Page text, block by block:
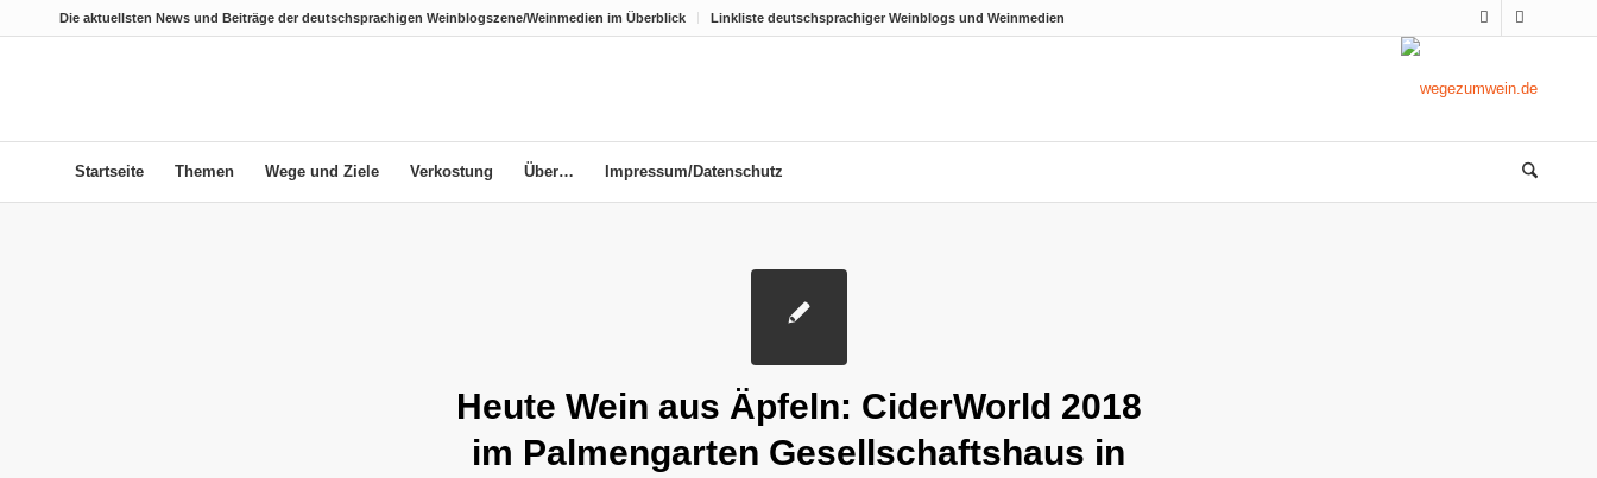
Die aktuellsten News und Beiträge der deutschsprachigen Weinblogszene/Weinmedien im Überblick Linkliste deutschsprachiger Weinblogs und Weinmedien
Startseite Themen Wege und Ziele Verkostung Über… Impressum/Datenschutz
Heute Wein aus Äpfeln: CiderWorld 2018
im Palmengarten Gesellschaftshaus in